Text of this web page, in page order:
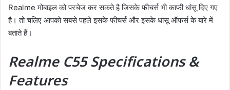
Realme मोबाइल को परचेज कर सकते है जिसके फीचर्स भी काफी धांसू दिए गए
है। तो चलिए आपको सबसे पहले इसके फीचर्स और इसके धांसू ऑफर्स के बारे में
बताते हैं।
Realme C55 Specifications &
Features